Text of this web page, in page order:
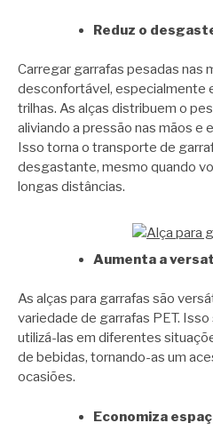
Reduz o
Carregar garrafas pesadas nas
desconfortável, especialmente
trilhas. As alças distribuem o
aliviando a pressão nas mãos e
Isso torna o transporte de
desgastante, mesmo quando
longas distâncias.
Aumenta a
As alças para garrafas são
variedade de garrafas PET.
utilizá-las em diferentes
de bebidas, tornando-as um
ocasiões.
Economiza